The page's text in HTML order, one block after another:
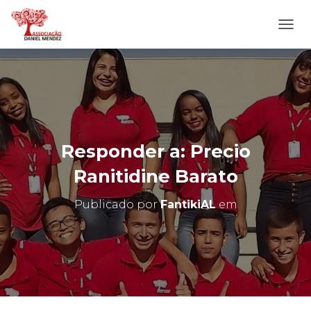
L
T
E
R
N
A
N
A
E
G
O
Responder a: Precio
Ranitidine Barato
Publicado porFantikiALem